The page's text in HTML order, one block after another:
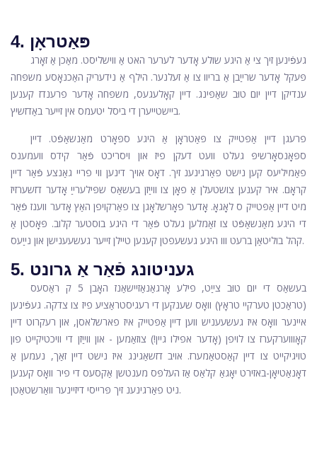
4. פּאַטראָן
געפֿינען זיך צי אַ היגע שולע אָדער לערער האט אַ ווישליסט. מאַכן אַ זאָרג
פּעקל אָדער שרייַבן אַ בריוו צו אַ זעלנער. הילף אַ נידעריק האַכנאָסע משפּחה
ענדיקן דיין יום טוּב שאַפּינג. דיין קאָלעגעס, משפּחה אָדער פרענדז קענען
ביישטייערן די ביסל יטעמס אין זייער באַדזשיץ.
פרעגן דיין אַפּטייק צו פּאַטראָן אַ היגע ספּאָרט מאַנשאַפֿט. דיין
ספּאָנסאָרשיפּ געלט וועט דעקן פיז און ויסריכט פֿאַר קידס וועמענס
פאַמיליעס קען נישט פאַרגינענ זיך. דאָס אויך דינען ווי פריי גאַנצע פֿאַר דיין
קראָם. איר קענען צושטעלן אַ פאָן צו ווייַזן בעשאַס שפּילערייַ אָדער דזשערזיז
מיט דיין אַפּטייק ס לאָגאָ. אָדער פאָרשלאָגן צו פאַרקויפן האַץ אָדער ווענז פֿאַר
די היגע מאַנשאַפֿט צו זאַמלען געלט פֿאַר די היגע בוסטער קלוב. פּאָסטן אַ
קהל בוליטאַן ברעט ווו היגע געשעפטן קענען טיילן זייער געשעענישן און נייַעס.
5. געניטונג פֿאַר אַ גרונט
בעשאַס די יום טוּב צייַט, פילע אָרגאַנאַזיישאַנז האָבן 5 ק ראַסעס
(טראַכטן טערקיי טראָץ) וואָס שענקען די רעגיסטראַציע פיז צו צדקה. געפֿינען
איינער וואָס איז געשעעניש ווען דיין אַפּטייק איז פארשלאסן, און רעקרוט דיין
קאָוווערקערז צו לויפן (אָדער אפילו גיין!) צוזאַמען - און ווייַזן די וויכטיקייט פון
טויגיקייט צו דיין קאַסטאַמערז. אויב דזשאַגינג איז נישט דיין זאַך, נעמען אַ
דאָנאַטיאָן-באזירט יאָגאַ קלאַס אַז העלפּס מענטשן אַקסעס די פיר וואָס קענען
ניט פאַרגינענ זיך פּרייסי דיזיינער וואַרשטאַטן.